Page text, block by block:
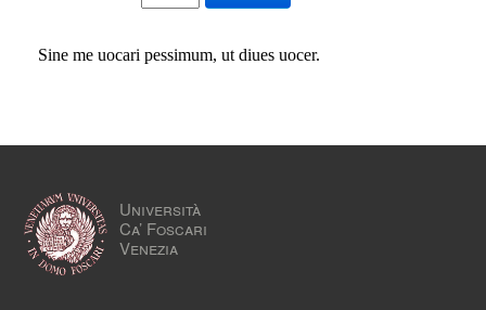
Sine me uocari pessimum, ut diues uocer.
Università
Ca’ Foscari
Venezia